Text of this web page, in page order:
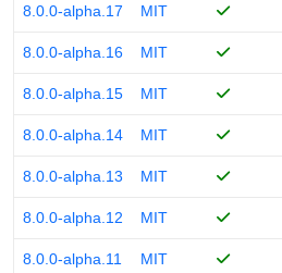
8.0.0-alpha.17 MIT
8.0.0-alpha.16 MIT
8.0.0-alpha.15 MIT
8.0.0-alpha.14 MIT
8.0.0-alpha.13 MIT
8.0.0-alpha.12 MIT
8.0.0-alpha.11 MIT